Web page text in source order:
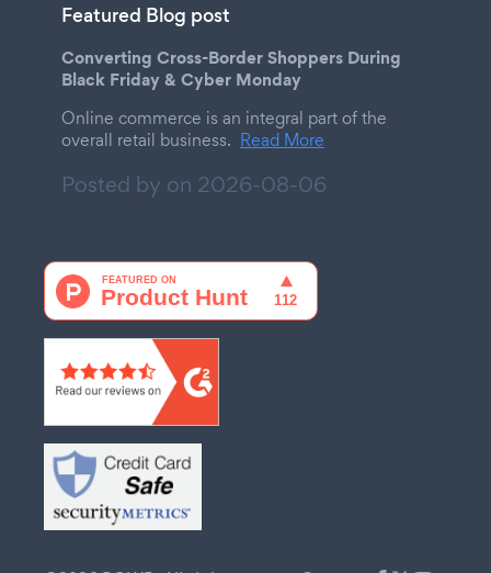
Featured Blog post
Converting Cross-Border Shoppers During
Black Friday & Cyber Monday
Online commerce is an integral part of the
overall retail business. Read More
Posted by on 2026-08-06